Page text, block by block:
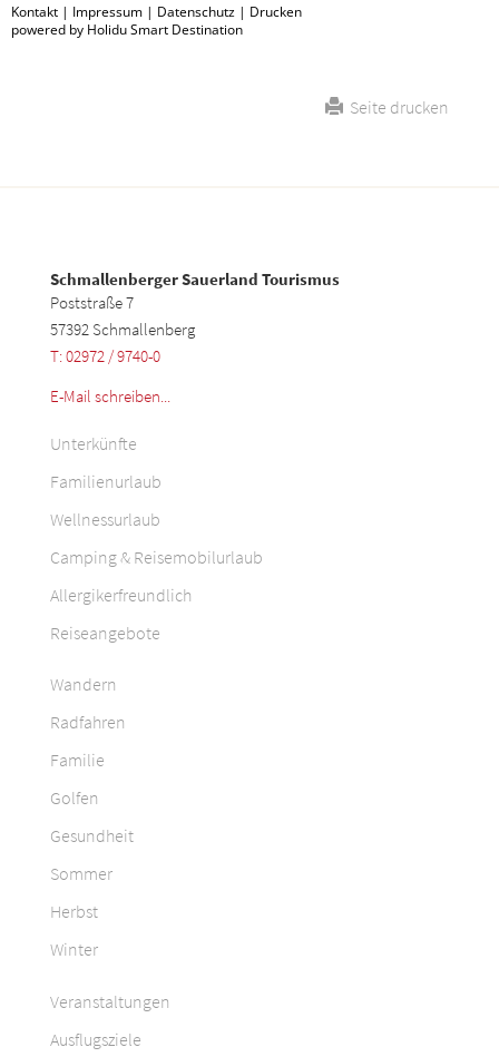
Kontakt | Impressum | Datenschutz | Drucken
powered by Holidu Smart Destination
Seite drucken
Schmallenberger Sauerland Tourismus
Poststraße 7
57392 Schmallenberg
T: 02972 / 9740-0
E-Mail schreiben...
Unterkünfte
Familienurlaub
Wellnessurlaub
Camping & Reisemobilurlaub
Allergikerfreundlich
Reiseangebote
Wandern
Radfahren
Familie
Golfen
Gesundheit
Sommer
Herbst
Winter
Veranstaltungen
Ausflugsziele